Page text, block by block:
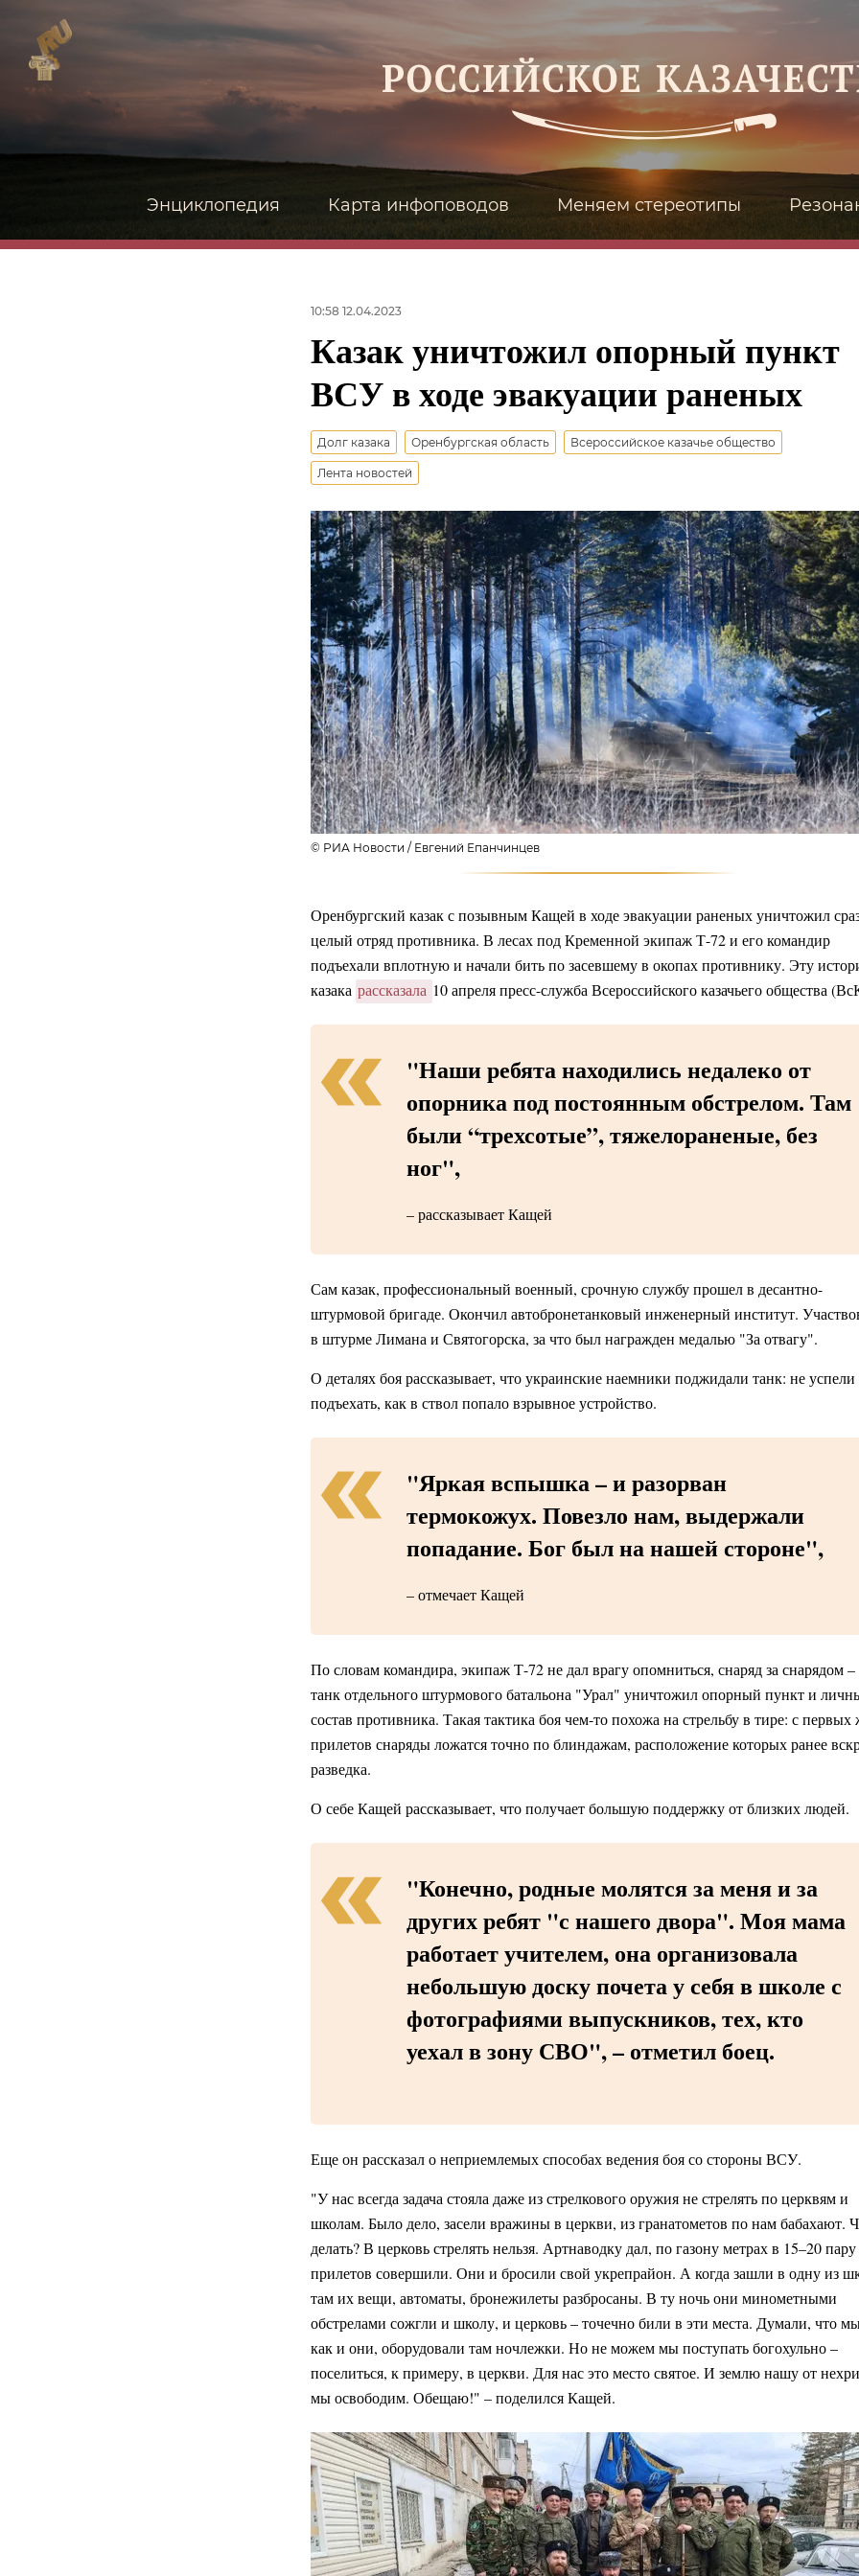
Энциклопедия Карта инфоповодов Меняем стереотипы
10:58 12.04.2023
Казак уничтожил опорный пункт
ВСУ в ходе эвакуации раненых
Долг казака Оренбургская область Всероссийское казачье общество
Лента новостей
© РИА Новости / Евгений Епанчинцев
Оренбургский казак с позывным Кащей в ходе эвакуации раненых уничтожил
целый отряд противника. В лесах под Кременной экипаж Т-72 и его командир
подъехали вплотную и начали бить по засевшему в окопах противнику. Эту
казака рассказала 10 апреля пресс-служба Всероссийского казачьего общества
"Наши ребята находились недалеко от
опорника под постоянным обстрелом. Там
были “трехсотые”, тяжелораненые, без
ног",
– рассказывает Кащей
Сам казак, профессиональный военный, срочную службу прошел в десантно-
штурмовой бригаде. Окончил автобронетанковый инженерный институт.
в штурме Лимана и Святогорска, за что был награжден медалью "За отвагу".
О деталях боя рассказывает, что украинские наемники поджидали танк: не успели
подъехать, как в ствол попало взрывное устройство.
"Яркая вспышка – и разорван
термокожух. Повезло нам, выдержали
попадание. Бог был на нашей стороне",
– отмечает Кащей
По словам командира, экипаж Т-72 не дал врагу опомниться, снаряд за снарядом –
танк отдельного штурмового батальона "Урал" уничтожил опорный пункт и
состав противника. Такая тактика боя чем-то похожа на стрельбу в тире: с первых
прилетов снаряды ложатся точно по блиндажам, расположение которых ранее
разведка.
О себе Кащей рассказывает, что получает большую поддержку от близких людей.
"Конечно, родные молятся за меня и за
других ребят "с нашего двора". Моя мама
работает учителем, она организовала
небольшую доску почета у себя в школе с
фотографиями выпускников, тех, кто
уехал в зону СВО", – отметил боец.
Еще он рассказал о неприемлемых способах ведения боя со стороны ВСУ.
"У нас всегда задача стояла даже из стрелкового оружия не стрелять по церквям и
школам. Было дело, засели вражины в церкви, из гранатометов по нам бабахают.
делать? В церковь стрелять нельзя. Артнаводку дал, по газону метрах в 15–20 пару
прилетов совершили. Они и бросили свой укрепрайон. А когда зашли в одну из
там их вещи, автоматы, бронежилеты разбросаны. В ту ночь они минометными
обстрелами сожгли и школу, и церковь – точечно били в эти места. Думали, что
как и они, оборудовали там ночлежки. Но не можем мы поступать богохульно –
поселиться, к примеру, в церкви. Для нас это место святое. И землю нашу от
мы освободим. Обещаю!" – поделился Кащей.